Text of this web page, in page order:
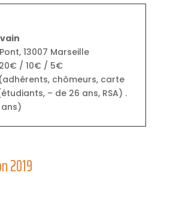
13007 Marseille
/ 10€ / 5€
chômeurs, carte
– de 26 ans, RSA) .
2019